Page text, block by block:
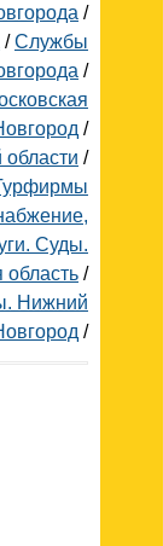
/
/Службы
/
/
/
Суды.
область /
Нижний
/